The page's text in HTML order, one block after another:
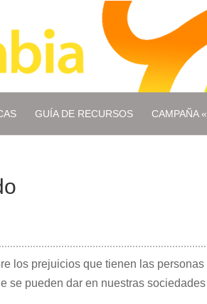
GUÍA DE RECURSOS CAMPAÑA
los prejuicios que tienen las
se pueden dar en nuestras